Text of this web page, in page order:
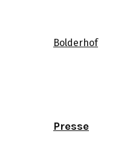
Bolderhof
Presse